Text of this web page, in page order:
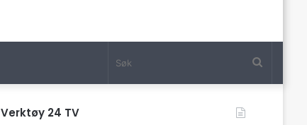
Verktøy 24 TV